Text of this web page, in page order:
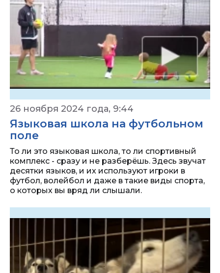
26 ноября 2024 года, 9:44
Языковая школа на футбольном
поле
То ли это языковая школа, то ли спортивный
комплекс - сразу и не разберёшь. Здесь звучат
десятки языков, и их используют игроки в
футбол, волейбол и даже в такие виды спорта,
о которых вы вряд ли слышали.